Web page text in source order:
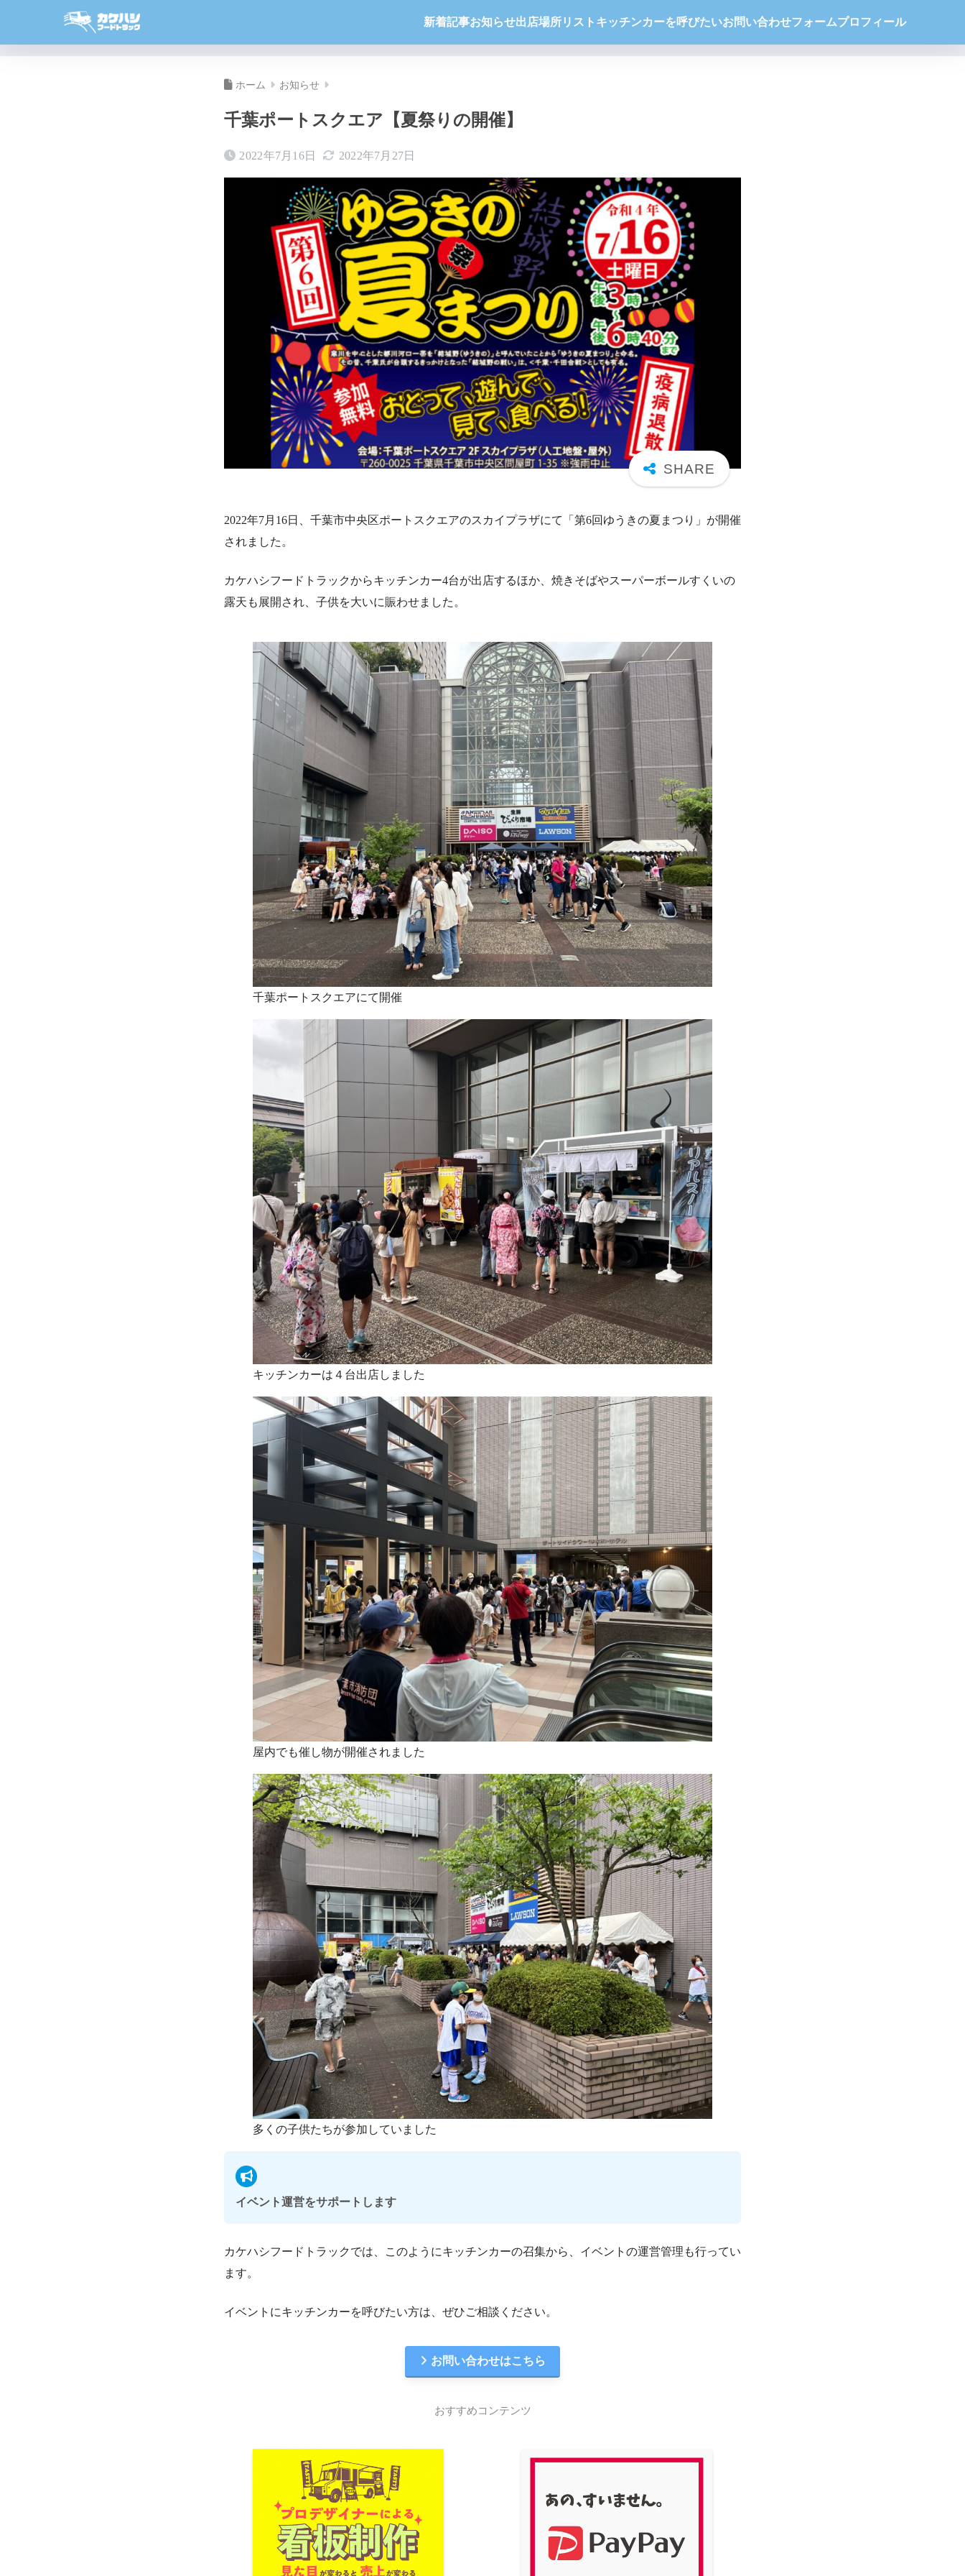
新着記事お知らせ出店場所リスト キッチンカーを呼びたいお問い合わせフォームプロフィール
ホーム お知らせ
千葉ポートスクエア【夏祭りの開催】
2022年7月16日 2022年7月27日
2022年7月16日、千葉市中央区ポートスクエアのスカイプラザにて「第6回ゆうきの夏まつり」が開催
されました。
カケハシフードトラックからキッチンカー4台が出店するほか、焼きそばやスーパーボールすくいの
露天も展開され、子供を大いに賑わせました。
千葉ポートスクエアにて開催
キッチンカーは４台出店しました
屋内でも催し物が開催されました
多くの子供たちが参加していました
イベント運営をサポートします
カケハシフードトラックでは、このようにキッチンカーの召集から、イベントの運営管理も行ってい
ます。
イベントにキッチンカーを呼びたい方は、ぜひご相談ください。
お問い合わせはこちら
おすすめコンテンツ